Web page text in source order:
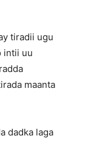
tiradii ugu
intii uu
maanta
dadka laga